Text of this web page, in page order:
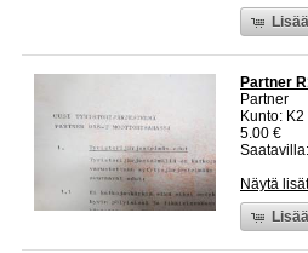
Partner
Partner
Kunto:
5.00 €
Näytä